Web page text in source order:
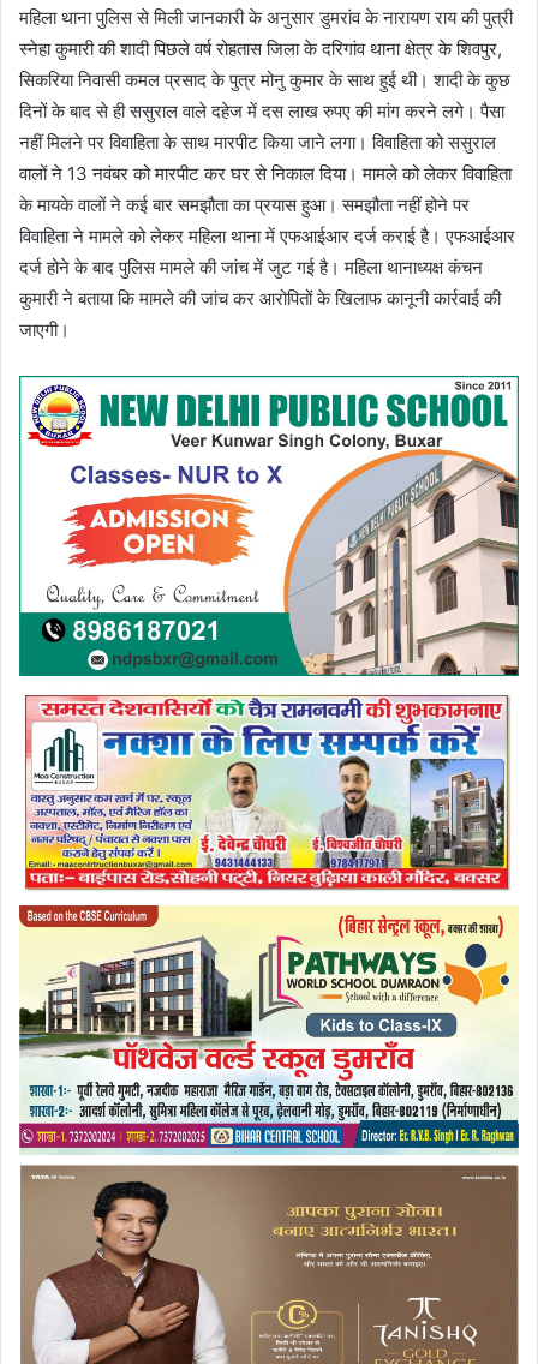
महिला थाना पुलिस से मिली जानकारी के अनुसार डुमरांव के नारायण राय की पुत्री
स्नेहा कुमारी की शादी पिछले वर्ष रोहतास जिला के दरिगांव थाना क्षेत्र के शिवपुर,
सिकरिया निवासी कमल प्रसाद के पुत्र मोनु कुमार के साथ हुई थी। शादी के कुछ
दिनों के बाद से ही ससुराल वाले दहेज में दस लाख रुपए की मांग करने लगे। पैसा
नहीं मिलने पर विवाहिता के साथ मारपीट किया जाने लगा। विवाहिता को ससुराल
वालों ने 13 नवंबर को मारपीट कर घर से निकाल दिया। मामले को लेकर विवाहिता
के मायके वालों ने कई बार समझौता का प्रयास हुआ। समझौता नहीं होने पर
विवाहिता ने मामले को लेकर महिला थाना में एफआईआर दर्ज कराई है। एफआईआर
दर्ज होने के बाद पुलिस मामले की जांच में जुट गई है। महिला थानाध्यक्ष कंचन
कुमारी ने बताया कि मामले की जांच कर आरोपितों के खिलाफ कानूनी कार्रवाई की
जाएगी।